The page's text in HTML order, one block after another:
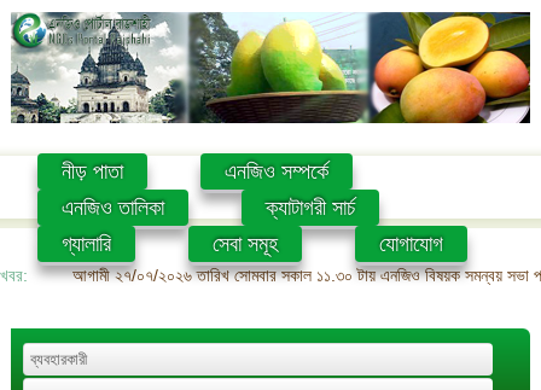
নীড় পাতা
এনজিও সম্পর্কে
এনজিও তালিকা
ক্যাটাগরী সার্চ
গ্যালারি
সেবা সমূহ যোগাযোগ
খবর: আগামী ২৭/০৭/২০২৬ তারিখ সোমবার সকাল ১১.৩০ টায় এনজিও বিষয়ক সমন্বয় সভা